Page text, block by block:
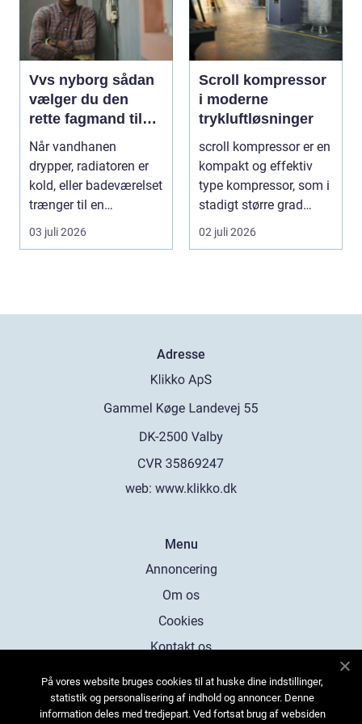
Vvs nyborg sådan
vælger du den
rette fagmand til
opgaven
Når vandhanen
drypper, radiatoren er
kold, eller badeværelset
trænger til en
gennemgribende
renoveri...
03 juli 2026
Scroll kompressor
i moderne
trykluftløsninger
scroll kompressor er en
kompakt og effektiv
type kompressor, som i
stadigt større grad
vælges til an...
02 juli 2026
Adresse
web: www.klikko.dk
Menu
Annoncering
Om os
Cookies
Kontakt os
På vores website bruges cookies til at huske dine indstillinger,
statistik og personalisering af indhold og annoncer. Denne
information deles med tredjepart. Ved fortsat brug af websiden